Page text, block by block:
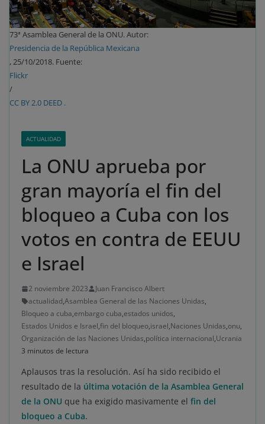
73ª Asamblea General de la ONU. Autor:
Presidencia de la República Mexicana
, 25/10/2018. Fuente:
Flickr
/
CC BY 2.0 DEED .
ACTUALIDAD
La ONU aprueba por
gran mayoría el fin del
bloqueo a Cuba con los
votos en contra de EEUU
e Israel
2 noviembre 2023
Juan Francisco Albert
actualidad,Asamblea General de las Naciones Unidas,
Bloqueo a cuba,embargo cuba,estados unidos,
Estados Unidos e Israel,fin del bloqueo,israel,Naciones Unidas,onu,
Organización de las Naciones Unidas,política internacional,Ucrania
3 minutos de lectura
Aplausos tras la resolución. Así ha sido recibido el
resultado de la última votación de la Asamblea General
de la ONU que ha exigido masivamente el fin del
bloqueo a Cuba.